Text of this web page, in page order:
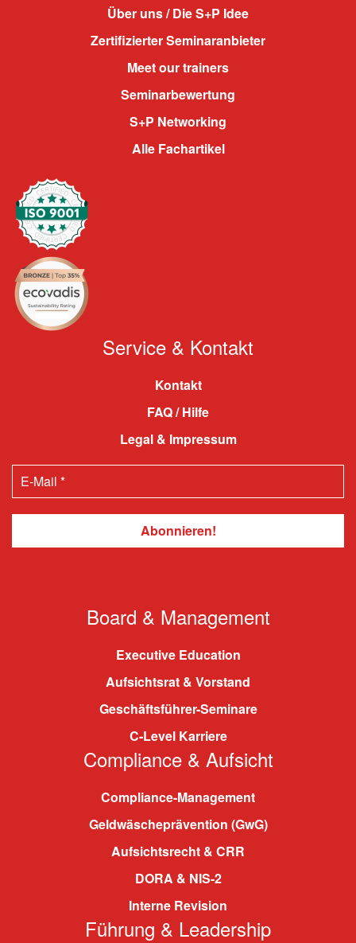
Über uns / Die S+P Idee
Zertifizierter Seminaranbieter
Meet our trainers
Seminarbewertung
S+P Networking
Alle Fachartikel
Service & Kontakt
Kontakt
FAQ / Hilfe
Legal & Impressum
Board & Management
Executive Education
Aufsichtsrat & Vorstand
Geschäftsführer-Seminare
C-Level Karriere
Compliance & Aufsicht
Compliance-Management
Geldwäscheprävention (GwG)
Aufsichtsrecht & CRR
DORA & NIS-2
Interne Revision
Führung & Leadership